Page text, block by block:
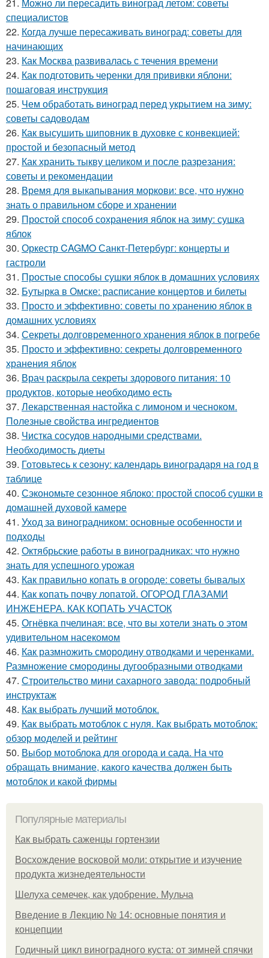
специалистов
22. Когда лучше пересаживать виноград: советы для
начинающих
23. Как Москва развивалась с течения времени
24. Как подготовить черенки для прививки яблони:
пошаговая инструкция
25. Чем обработать виноград перед укрытием на зиму:
советы садоводам
26. Как высушить шиповник в духовке с конвекцией:
простой и безопасный метод
27. Как хранить тыкву целиком и после разрезания:
советы и рекомендации
28. Время для выкапывания моркови: все, что нужно
знать о правильном сборе и хранении
29. Простой способ сохранения яблок на зиму: сушка
яблок
30. Оркестр CAGMO Санкт-Петербург: концерты и
гастроли
31. Простые способы сушки яблок в домашних условиях
32. Бутырка в Омске: расписание концертов и билеты
33. Просто и эффективно: советы по хранению яблок в
домашних условиях
34. Секреты долговременного хранения яблок в погребе
35. Просто и эффективно: секреты долговременного
хранения яблок
36. Врач раскрыла секреты здорового питания: 10
продуктов, которые необходимо есть
37. Лекарственная настойка с лимоном и чесноком.
Полезные свойства ингредиентов
38. Чистка сосудов народными средствами.
Необходимость диеты
39. Готовьтесь к сезону: календарь виноградаря на год в
таблице
40. Сэкономьте сезонное яблоко: простой способ сушки в
домашней духовой камере
41. Уход за виноградником: основные особенности и
подходы
42. Октябрьские работы в виноградниках: что нужно
знать для успешного урожая
43. Как правильно копать в огороде: советы бывалых
44. Как копать почву лопатой. ОГОРОД ГЛАЗАМИ
ИНЖЕНЕРА. КАК КОПАТЬ УЧАСТОК
45. Огнёвка пчелиная: все, что вы хотели знать о этом
удивительном насекомом
46. Как размножить смородину отводками и черенками.
Размножение смородины дугообразными отводками
47. Строительство мини сахарного завода: подробный
инструктаж
48. Как выбрать лучший мотоблок.
49. Как выбрать мотоблок с нуля. Как выбрать мотоблок:
обзор моделей и рейтинг
50. Выбор мотоблока для огорода и сада. На что
обращать внимание, какого качества должен быть
мотоблок и какой фирмы
Популярные материалы
Как выбрать саженцы гортензии
Восхождение восковой моли: открытие и изучение
продукта жизнедеятельности
Шелуха семечек, как удобрение. Мульча
Введение в Лекцию № 14: основные понятия и
концепции
Годичный цикл виноградного куста: от зимней спячки